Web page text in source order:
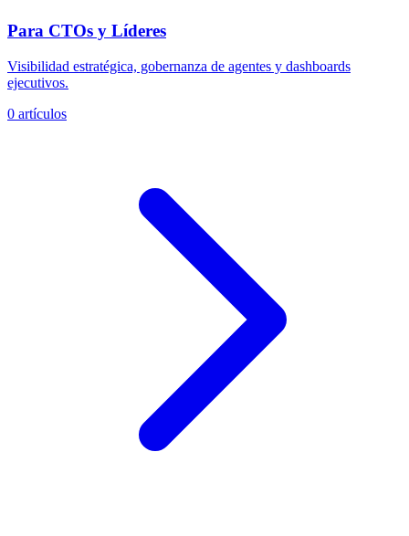
Para CTOs y Líderes
Visibilidad estratégica, gobernanza de agentes y dashboards
ejecutivos.
0 artículos